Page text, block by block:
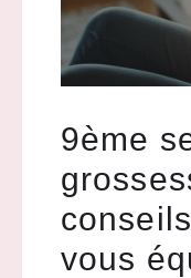
9ème
vous